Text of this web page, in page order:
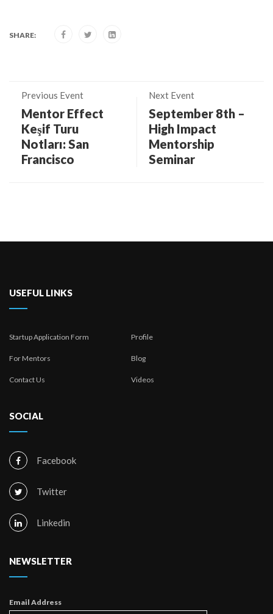
SHARE:
Previous Event
Mentor Effect
Keşif Turu
Notları: San
Francisco
Next Event
September 8th –
High Impact
Mentorship
Seminar
USEFUL LINKS
Startup Application Form Profile
For Mentors Blog
Contact Us Videos
SOCIAL
Facebook
Twitter
Linkedin
NEWSLETTER
Email Address